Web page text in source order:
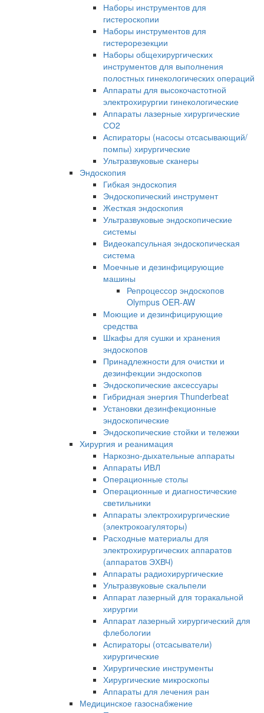
Наборы инструментов для
гистероскопии
Наборы инструментов для
гистерорезекции
Наборы общехирургических
инструментов для выполнения
полостных гинекологических операций
Аппараты для высокочастотной
электрохирургии гинекологические
Аппараты лазерные хирургические
СО2
Аспираторы (насосы отсасывающий/
помпы) хирургические
Ультразвуковые сканеры
Эндоскопия
Гибкая эндоскопия
Эндоскопический инструмент
Жесткая эндоскопия
Ультразвуковые эндоскопические
системы
Видеокапсульная эндоскопическая
система
Моечные и дезинфицирующие
машины
Репроцессор эндоскопов
Olympus OER-AW
Моющие и дезинфицирующие
средства
Шкафы для сушки и хранения
эндоскопов
Принадлежности для очистки и
дезинфекции эндоскопов
Эндоскопические аксессуары
Гибридная энергия Thunderbeat
Установки дезинфекционные
эндоскопические
Эндоскопические стойки и тележки
Хирургия и реанимация
Наркозно-дыхательные аппараты
Аппараты ИВЛ
Операционные столы
Операционные и диагностические
светильники
Аппараты электрохирургические
(электрокоагуляторы)
Расходные материалы для
электрохирургических аппаратов
(аппаратов ЭХВЧ)
Аппараты радиохирургические
Ультразвуковые скальпели
Аппарат лазерный для торакальной
хирургии
Аппарат лазерный хирургический для
флебологии
Аспираторы (отсасыватели)
хирургические
Хирургические инструменты
Хирургические микроскопы
Аппараты для лечения ран
Медицинское газоснабжение